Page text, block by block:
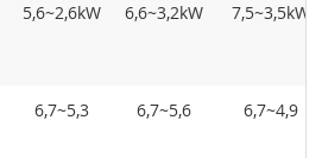
5,6~2,6kW 6,6~3,2kW 7,5~3,5kW
6,7~5,3 6,7~5,6 6,7~4,9